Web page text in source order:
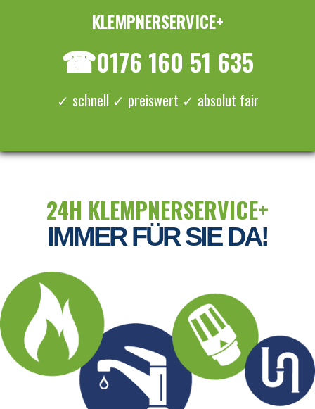
KLEMPNERSERVICE+
☎0176 160 51 635
✓ schnell ✓ preiswert ✓ absolut fair
24H KLEMPNERSERVICE+
IMMER FÜR SIE DA!